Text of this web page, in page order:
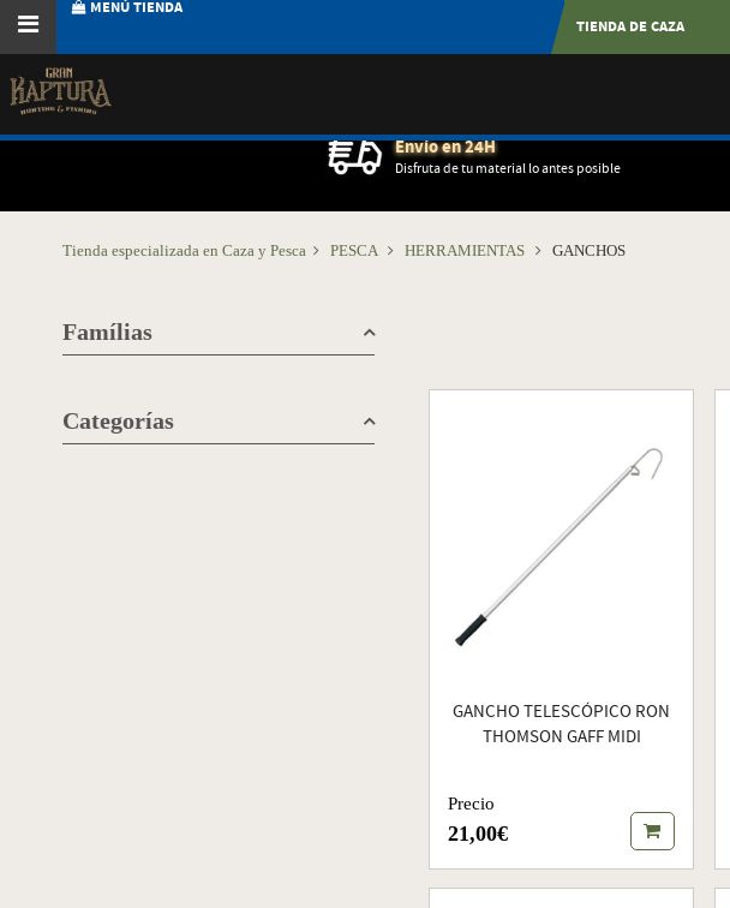
MENÚ TIENDA
TIENDA DE CAZA
Envío en 24H
Disfruta de tu material lo antes posible
Tienda especializada en Caza y Pesca PESCA HERRAMIENTAS GANCHOS
Famílias
Categorías
GANCHO TELESCÓPICO RON
THOMSON GAFF MIDI
Precio
21,00€